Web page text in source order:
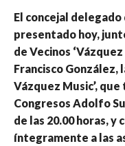
El concejal delegado
presentado hoy,
de Vecinos
Francisco González,
Vázquez Music’,
Congresos Adolfo
de las 20.00 horas, y
íntegramente a las